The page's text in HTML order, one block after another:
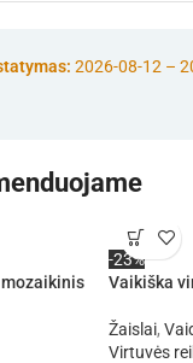
2026-08-12 –
mozaikinis
-23%
Vaikiška
Žaislai,
Virtuvės